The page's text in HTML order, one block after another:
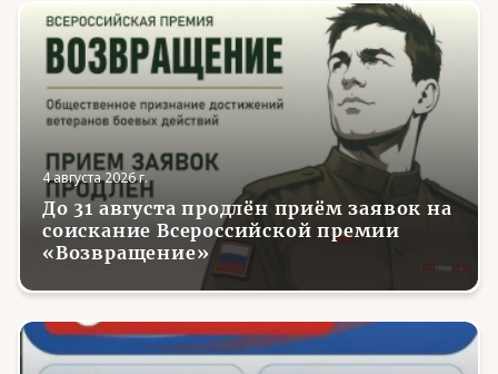
4 августа 2026 г.
До 31 августа продлён приём заявок на
соискание Всероссийской премии
«Возвращение»